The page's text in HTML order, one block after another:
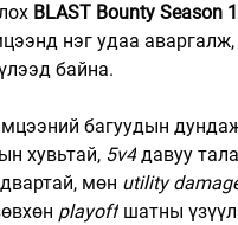
BLAST Bounty Season 1
нэг удаа
байна.
тэмцээний багуудын
хувьтай, 5v4 давуу
мөн utility
playoff шатны